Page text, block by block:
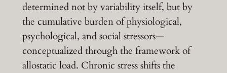
determined not by variability itself, but by
the cumulative burden of physiological,
psychological, and social stressors—
conceptualized through the framework of
allostatic load. Chronic stress shifts the